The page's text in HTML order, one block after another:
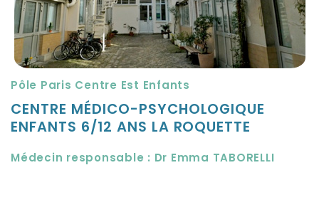
Pôle Paris Centre Est Enfants
CENTRE MÉDICO-PSYCHOLOGIQUE
ENFANTS 6/12 ANS LA ROQUETTE
Médecin responsable : Dr Emma TABORELLI